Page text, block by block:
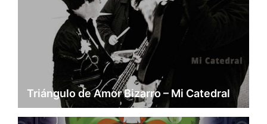
Triángulo de Amor Bizarro – Mi Catedral